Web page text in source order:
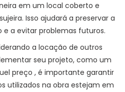
em um local coberto e
Isso ajudará a preservar a
a evitar problemas futuros.
a locação de outros
seu projeto, como um
preço, é importante garantir
utilizados na obra estejam em